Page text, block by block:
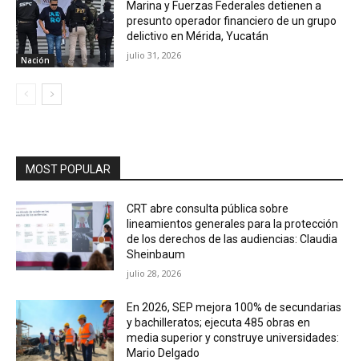
Nación
Marina y Fuerzas Federales detienen a
presunto operador financiero de un grupo
delictivo en Mérida, Yucatán
julio 31, 2026
MOST POPULAR
CRT abre consulta pública sobre
lineamientos generales para la protección
de los derechos de las audiencias: Claudia
Sheinbaum
julio 28, 2026
En 2026, SEP mejora 100% de secundarias
y bachilleratos; ejecuta 485 obras en
media superior y construye universidades:
Mario Delgado